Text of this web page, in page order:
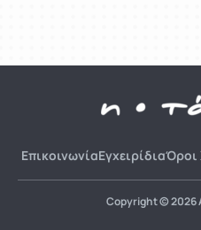
ΕπικοινωνίαΕγχειρίδιαΌροι
Copyright © 2026